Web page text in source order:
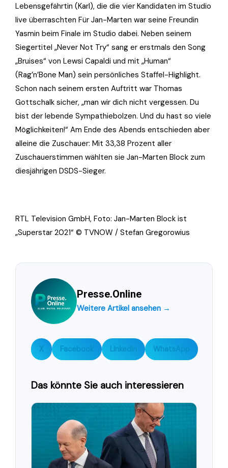
Lebensgefährtin (Karl), die die vier Kandidaten im Studio
live überraschten Für Jan-Marten war seine Freundin
Yasmin beim Finale im Studio dabei. Neben seinem
Siegertitel „Never Not Try“ sang er erstmals den Song
„Bruises“ von Lewsi Capaldi und mit „Human“
(Rag’n’Bone Man) sein persönliches Staffel-Highlight.
Schon nach seinem ersten Auftritt war Thomas
Gottschalk sicher, „man wir dich nicht vergessen. Du
bist der lebende Sympathiebolzen. Und du hast so viele
Möglichkeiten!“ Am Ende des Abends entschieden aber
alleine die Zuschauer: Mit 33,38 Prozent aller
Zuschauerstimmen wählten sie Jan-Marten Block zum
diesjährigen DSDS-Sieger.
RTL Television GmbH, Foto: Jan-Marten Block ist
„Superstar 2021“ © TVNOW / Stefan Gregorowius
Presse.Online
Weitere Artikel ansehen →
X Facebook LinkedIn WhatsApp
Das könnte Sie auch interessieren